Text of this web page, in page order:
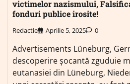
victimelor nazismului,
fonduri publice irosite!
Redactie Aprilie 5, 2025 0
Advertisements Lüneburg,
descoperire șocantă zguduie
eutanasiei din Lüneburg,